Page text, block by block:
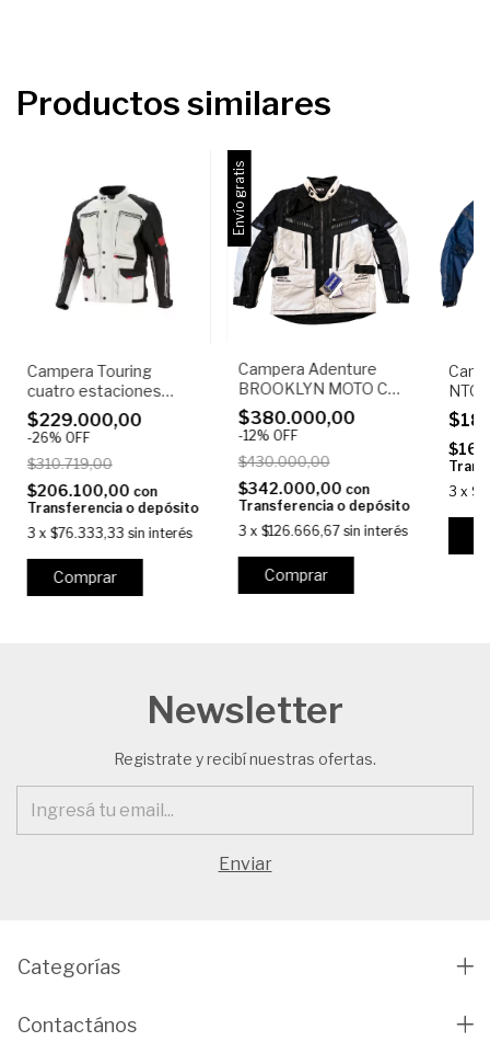
Productos similares
Campera Touring
cuatro estaciones
AJ74 ROUTE
$229.000,00
-26% OFF
$310.719,00
$206.100,00 con
Transferencia o depósito
3 x $76.333,33 sin interés
Comprar
Envío gratis
Campera Adenture
BROOKLYN MOTO CO.
ADVENTURE Blanca /
Negra
$380.000,00
-12% OFF
$430.000,00
$342.000,00 con
Transferencia o depósito
3 x $126.666,67 sin interés
Comprar
NTO
3 x
Newsletter
Registrate y recibí nuestras ofertas.
Categorías
Contactános